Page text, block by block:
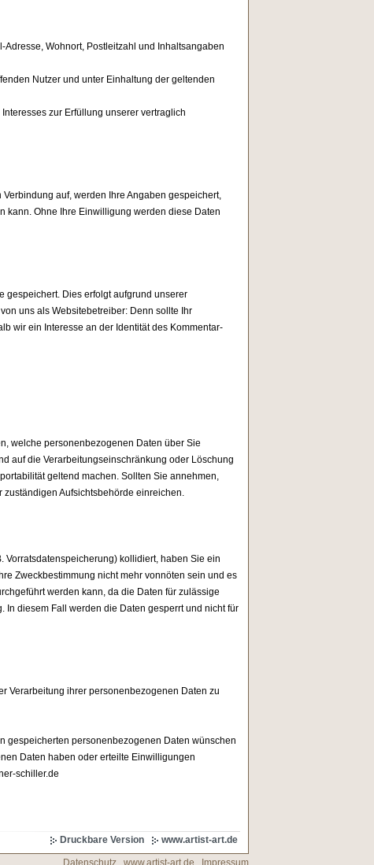
Wohnort, Postleitzahl und Inhaltsangaben
Nutzer und unter Einhaltung der geltenden
zur Erfüllung unserer vertraglich
auf, werden Ihre Angaben gespeichert,
kann. Ohne Ihre Einwilligung werden diese Daten
gespeichert. Dies erfolgt aufgrund unserer
uns als Websitebetreiber: Denn sollte Ihr
wir ein Interesse an der Identität des Kommentar-
welche personenbezogenen Daten über Sie
auf die Verarbeitungseinschränkung oder Löschung
geltend machen. Sollten Sie annehmen,
Aufsichtsbehörde einreichen.
Vorratsdatenspeicherung) kollidiert, haben Sie ein
Zweckbestimmung nicht mehr vonnöten sein und es
werden kann, da die Daten für zulässige
diesem Fall werden die Daten gesperrt und nicht für
Verarbeitung ihrer personenbezogenen Daten zu
gespeicherten personenbezogenen Daten wünschen
Daten haben oder erteilte Einwilligungen
schiller.de
Druckbare Version www.artist-art.de
Datenschutz www.artist-art.de Impressum